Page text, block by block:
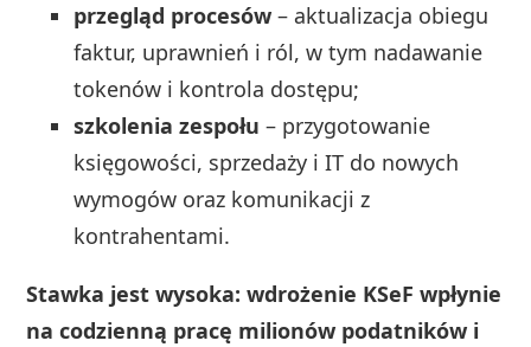
przegląd procesów – aktualizacja obiegu
faktur, uprawnień i ról, w tym nadawanie
tokenów i kontrola dostępu;
szkolenia zespołu – przygotowanie
księgowości, sprzedaży i IT do nowych
wymogów oraz komunikacji z
kontrahentami.
Stawka jest wysoka: wdrożenie KSeF wpłynie
na codzienną pracę milionów podatników i